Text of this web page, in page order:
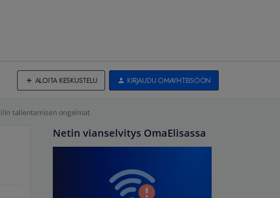
ALOITA KESKUSTELU KIRJAUDU OMAYHTEISÖÖN
tallentamisen ongelmat
Netin vianselvitys OmaElisassa